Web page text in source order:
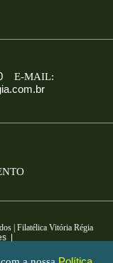
E-MAIL:
| Filatélica Vitória Régia
|